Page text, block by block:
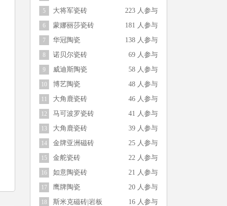
5 大将军瓷砖 223 人参与
6 蒙娜丽莎瓷砖 181 人参与
7 华冠陶瓷 138 人参与
8 诺贝尔瓷砖 69 人参与
9 威迪斯陶瓷 58 人参与
10 博艺陶瓷 48 人参与
11 大角鹿瓷砖 46 人参与
12 马可波罗瓷砖 41 人参与
13 大角鹿瓷砖 39 人参与
14 金牌亚洲磁砖 25 人参与
15 金舵瓷砖 22 人参与
16 如意陶瓷砖 21 人参与
17 鹰牌陶瓷 20 人参与
18 斯米克磁砖|岩板 16 人参与